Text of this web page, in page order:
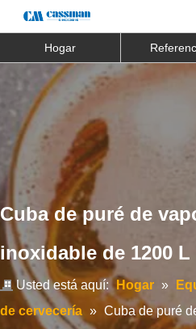
Hogar
Cuba de puré de
inoxidable de 1200 L
Usted está aquí: Hogar »
de cervecería » Cuba de puré